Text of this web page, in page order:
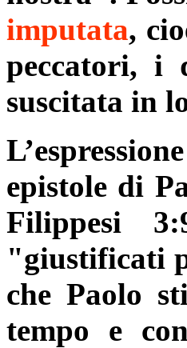
imputata,
peccatori, i
suscitata in
epistole di
Filippesi
"giustificati
che Paolo
tempo e